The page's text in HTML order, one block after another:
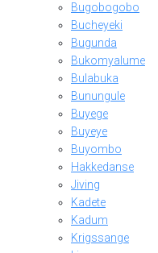
Bugobogobo
Bucheyeki
Bugunda
Bukomyalume
Bulabuka
Bunungule
Buyege
Buyeye
Buyombo
Hakkedanse
Jiving
Kadete
Kadum
Krigssange